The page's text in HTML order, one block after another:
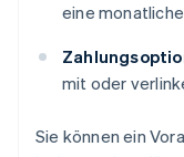
eine
mit oder
Sie können ein